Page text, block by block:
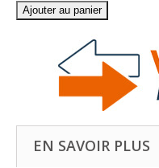
Ajouter au panier
EN SAVOIR PLUS